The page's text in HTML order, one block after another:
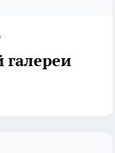
галереи